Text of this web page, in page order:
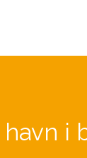
i